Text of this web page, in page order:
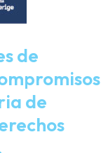
de
de